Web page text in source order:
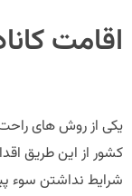
اقامت
یکی از روش های راحت
کشور از این طریق
شرایط نداشتن سوء